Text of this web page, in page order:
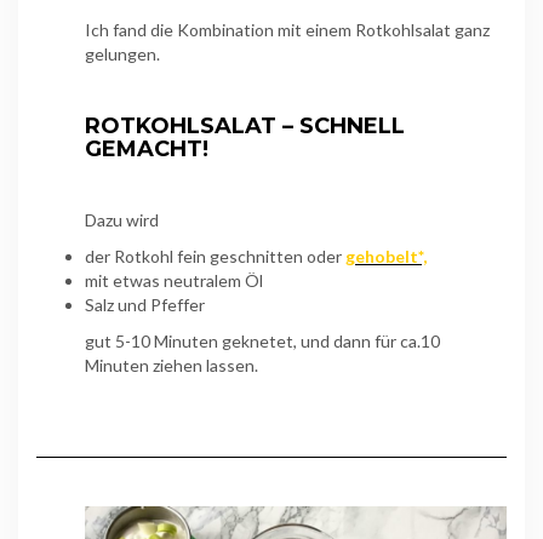
Ich fand die Kombination mit einem Rotkohlsalat ganz
gelungen.
ROTKOHLSALAT – SCHNELL
GEMACHT!
Dazu wird
der Rotkohl fein geschnitten oder gehobelt*,
mit etwas neutralem Öl
Salz und Pfeffer
gut 5-10 Minuten geknetet, und dann für ca.10
Minuten ziehen lassen.